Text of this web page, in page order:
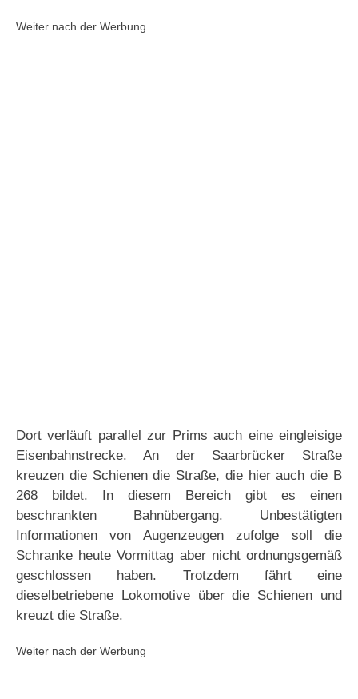
Weiter nach der Werbung
Dort verläuft parallel zur Prims auch eine eingleisige
Eisenbahnstrecke. An der Saarbrücker Straße
kreuzen die Schienen die Straße, die hier auch die B
268 bildet. In diesem Bereich gibt es einen
beschrankten Bahnübergang. Unbestätigten
Informationen von Augenzeugen zufolge soll die
Schranke heute Vormittag aber nicht ordnungsgemäß
geschlossen haben. Trotzdem fährt eine
dieselbetriebene Lokomotive über die Schienen und
kreuzt die Straße.
Weiter nach der Werbung